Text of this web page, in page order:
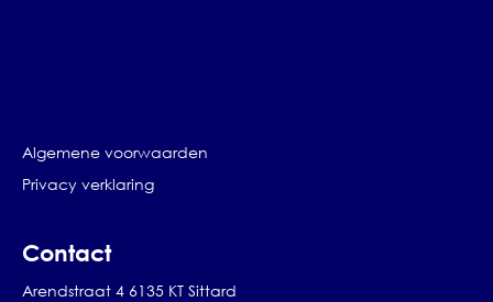
Algemene voorwaarden
Privacy verklaring
Contact
Arendstraat 4 6135 KT Sittard